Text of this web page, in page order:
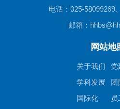
电话：025-58099269
邮箱：
网站地
关于我们
党
学科发展
团
国际化